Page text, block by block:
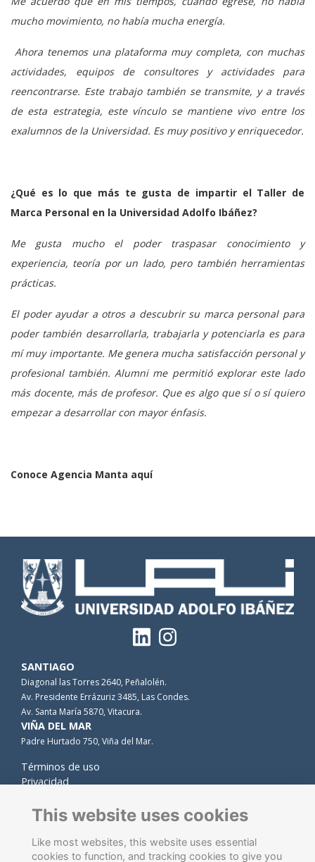
mucho movimiento, no había mucha energía.
Ahora tenemos una plataforma muy completa, con muchas
actividades, equipos de consultores y actividades para
reencontrarse. Este trabajo también se transmite, y a través
de esta estrategia, este vínculo se mantiene vivo entre los
exalumnos de la Universidad. Es muy positivo y enriquecedor.
¿Qué es lo que más te gusta de impartir el Taller de
Marca Personal en la Universidad Adolfo Ibáñez?
Me gusta mucho el poder traspasar conocimiento y
experiencia, teoría por un lado, pero también herramientas
prácticas.
El poder ayudar a otros a descubrir su marca personal para
poder también desarrollarla, trabajarla y potenciarla es para
mí muy importante. Me genera mucha satisfacción personal y
profesional también. Alumni me permitió explorar este lado
más docente, más de profesor. Que es algo que sí o sí quiero
empezar a desarrollar con mayor énfasis.
Conoce Agencia Manta aquí
SANTIAGO
Diagonal las Torres 2640, Peñalolén.
Av. Presidente Errázuriz 3485, Las Condes.
Av. Santa María 5870, Vitacura.
VIÑA DEL MAR
Padre Hurtado 750, Viña del Mar.
Términos de uso
Privacidad
Contacto
This website uses cookies
Like most websites, this website uses essential
cookies to function, and tracking cookies to give you